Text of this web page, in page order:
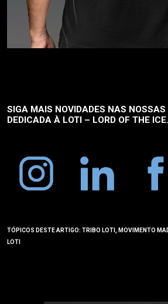
SIGA MAIS NOVIDADES NAS NOSSAS
DEDICADA À LOTI – LORD OF THE ICE.
TÓPICOS DESTE ARTIGO: TRIBO LOTI, MOVIMENTO
LOTI